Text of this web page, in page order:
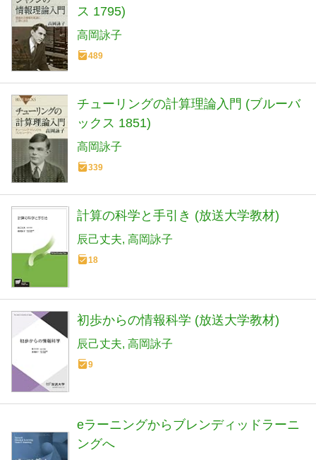
ス 1795)
高岡詠子
489
チューリングの計算理論入門 (ブルーバ
ックス 1851)
高岡詠子
339
計算の科学と手引き (放送大学教材)
辰己丈夫 高岡詠子
18
初歩からの情報科学 (放送大学教材)
辰己丈夫 高岡詠子
9
eラーニングからブレンディッドラーニ
ングへ